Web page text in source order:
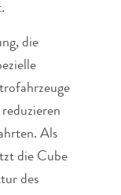
die
Als
die Cube
des